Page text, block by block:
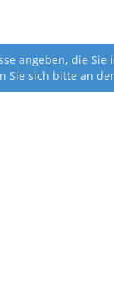
angeben, die
Sie sich bitte an